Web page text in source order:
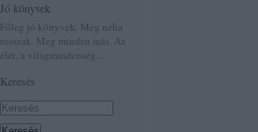
Jó könyvek
Főleg jó könyvek. Meg néha
rosszak. Meg minden más. Az
élet, a világmindenség...
Keresés